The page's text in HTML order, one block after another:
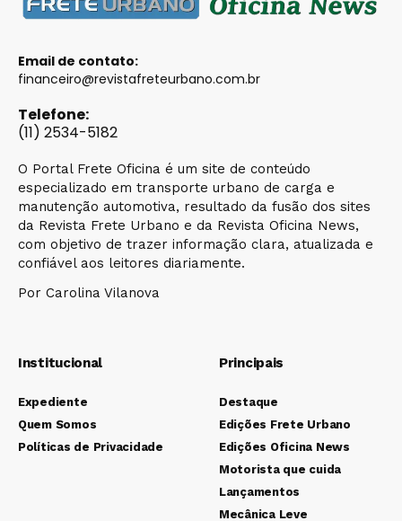
Email de contato:
financeiro@revistafreteurbano.com.br
Telefone:
(11) 2534-5182
O Portal Frete Oficina é um site de conteúdo
especializado em transporte urbano de carga e
manutenção automotiva, resultado da fusão dos sites
da Revista Frete Urbano e da Revista Oficina News,
com objetivo de trazer informação clara, atualizada e
confiável aos leitores diariamente.
Por Carolina Vilanova
Institucional
Expediente
Quem Somos
Políticas de Privacidade
Principais
Destaque
Edições Frete Urbano
Edições Oficina News
Motorista que cuida
Lançamentos
Mecânica Leve